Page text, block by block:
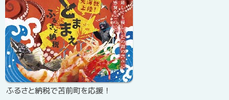
イ
ド
・
メ
ニ
ッ
ク
ア
ッ
プ
ふるさと納税で苫前町を応援！